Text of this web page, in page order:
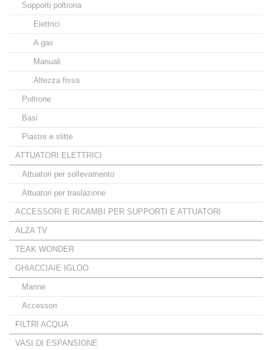
Supporti poltrona
Elettrici
A gas
Manuali
Altezza fissa
Poltrone
Basi
Piastre e slitte
ATTUATORI ELETTRICI
Attuatori per sollevamento
Attuatori per traslazione
ACCESSORI E RICAMBI PER SUPPORTI E ATTUATORI
ALZA TV
TEAK WONDER
GHIACCIAIE IGLOO
Marine
Accessori
FILTRI ACQUA
VASI DI ESPANSIONE